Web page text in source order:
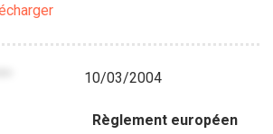
10/03/2004
Règlement européen